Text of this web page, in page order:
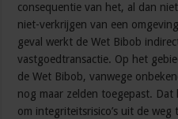
consequentie van het, al dan
niet-verkrijgen van een
geval werkt de Wet Bibob
vastgoedtransactie. Op het
de Wet Bibob, vanwege
nog maar zelden toegepast. Dat
om integriteitsrisico’s uit de